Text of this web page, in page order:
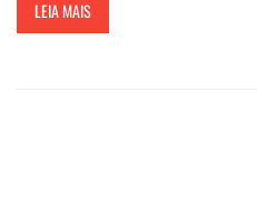
LEIA MAIS